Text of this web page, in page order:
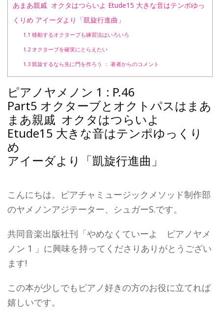
あまあ親戚 オクタはつらいよ Etude15 大きな音はテンポゆっ
くりめ アイーダより「凱旋行進曲」
1.1 移動するオクターブも練習法はいろいろ
1.2オクターブを確実にとらえたい
1.3凱旋するなら先に門を作ろう ： 著者からのコメント
ピアノヤメノン 1 : P.46
Part5 オクターブとオクトパスはまあ
まあ親戚 オクタはつらいよ
Etude15 大きな音はテンポゆっくり
め
アイーダより「凱旋行進曲」
こんにちは。ピアチャミュージックメソッド制作部
のヤメノンアジテーター、シュガーS.です。
共同音楽出版社刊「やめなくていーよ ピアノヤメ
ノン 1 」に興味を持ってくださりありがとうござい
ます!
この本が少しでもピアノ好きの方のお役に立てれば
嬉しいです。